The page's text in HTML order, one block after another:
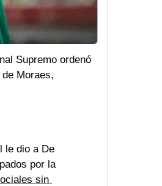
Supremo ordenó
Moraes,
le dio a De
por la
sin